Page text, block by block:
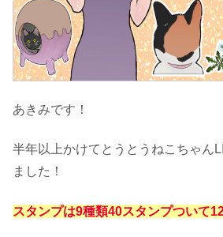
あきみです！
半年以上かけてとうとうねこちゃん
ました！
スタンプは9種類40スタンプついて